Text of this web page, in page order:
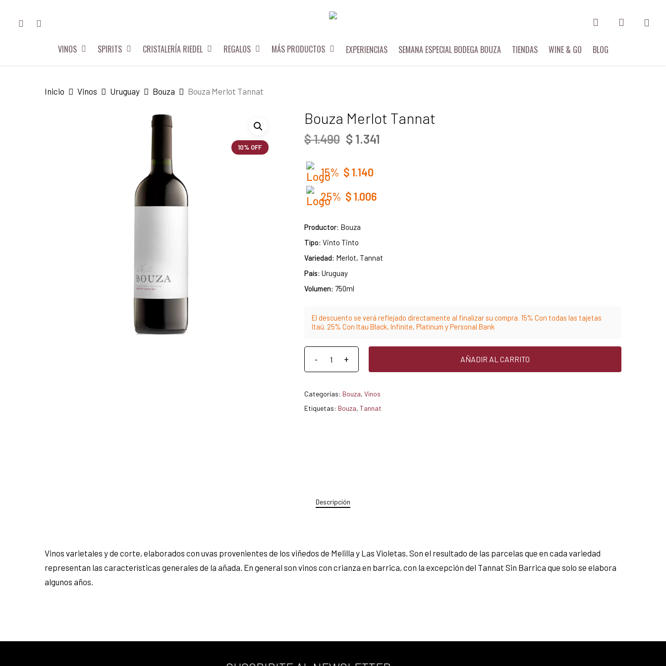
FACEBOOKINSTAGRAM
VINOS SPIRITS CRISTALERÍA RIEDEL REGALOS MÁS PRODUCTOS EXPERIENCIAS SEMANA ESPECIAL BODEGA BOUZA TIENDAS WINE & GO BLOG
Inicio Vinos Uruguay Bouza Bouza Merlot Tannat
10% OFF
Bouza Merlot Tannat
$1.490 EL
ORIGINAL
ERA:
$ 1.490.
$ 1.341
15% $1.140
25% $1.006
Productor: Bouza
Tipo: Vinto Tinto
Variedad: Merlot, Tannat
País: Uruguay
Volumen: 750ml
El descuento se verá reflejado directamente al finalizar su compra. 15% Con todas las tajetas
Itaú. 25% Con Itau Black, Infinite, Platinum y Personal Bank
AÑADIR AL CARRITO
Categorías: Bouza, Vinos
Etiquetas: Bouza, Tannat
Descripción
Vinos varietales y de corte, elaborados con uvas provenientes de los viñedos de Melilla y Las Violetas. Son el resultado de las parcelas que en cada variedad
representan las características generales de la añada. En general son vinos con crianza en barrica, con la excepción del Tannat Sin Barrica que solo se elabora
algunos años.